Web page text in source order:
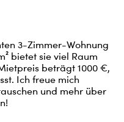
3-Zimmer-Wohnung
bietet sie viel Raum
beträgt 1000 €,
Ich freue mich
und mehr über